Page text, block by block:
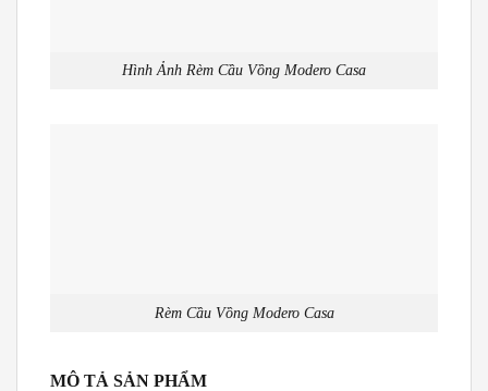
Hình Ảnh Rèm Cầu Vồng Modero Casa
Rèm Cầu Vồng Modero Casa
MÔ TẢ SẢN PHẨM